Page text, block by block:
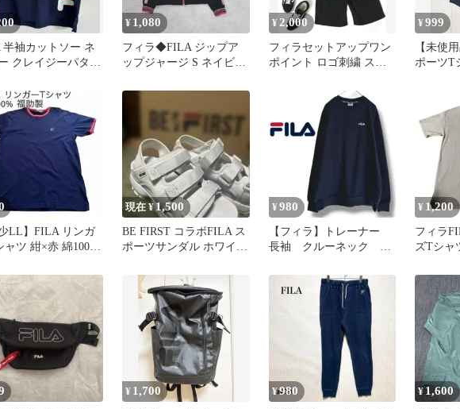
袖カットソー ネ
クレイジーパター
¥ 1,080
フィラ◆FILA ジップア
ップジャージ S ネイビー
¥2,000
フィラセットアップワン
ポイント ロゴ刺繍 スウ
¥999
【未使
ポーツT
少LL】FILA リンガ
ャツ 紺×赤 綿100%
現在 ¥1,500
BE FIRST コラボFILA ス
ポーツサンダル ホワイト
¥ 980
【フィラ】トレーナー
長袖 クルーネック 裏
ル ネイビー
¥ 1,200
フィラ
ズTシ
¥ 1,700 ¥980 ¥ 1,600